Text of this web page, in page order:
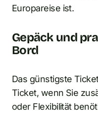
Europareise ist.
Gepäck und
Bord
Das günstigste
Ticket, wenn Sie
oder Flexibilität